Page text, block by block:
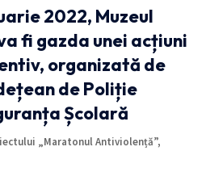
2022, Muzeul
fi gazda unei acțiuni
organizată de
de Poliție
Școlară
„Maratonul Antiviolență”,